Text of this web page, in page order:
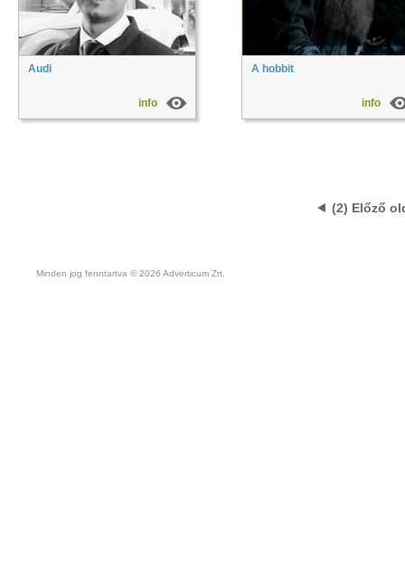
Audi
info
A hobbit
info
(2) Előző
Minden jog fenntartva © 2026 Adverticum Zrt.